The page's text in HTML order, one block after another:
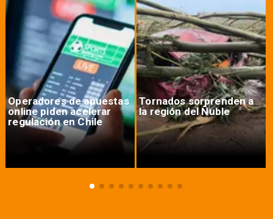
Operadores de apuestas
online piden acelerar
regulación en Chile
Tornados sorprenden a
la región del Ñuble